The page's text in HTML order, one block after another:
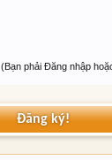
(Bạn phải Đăng nhập
Đăng ký!